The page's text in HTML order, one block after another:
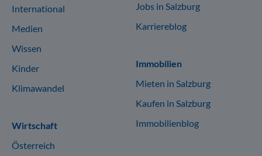
International
Medien
Wissen
Kinder
Klimawandel
Wirtschaft
Österreich
Jobs in Salzburg
Karriereblog
Immobilien
Mieten in Salzburg
Kaufen in Salzburg
Immobilienblog